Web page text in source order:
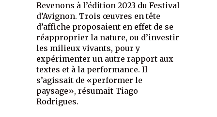
Revenons à l’édition 2023 du Festival
d’Avignon. Trois œuvres en tête
d’affiche proposaient en effet de se
réapproprier la nature, ou d’investir
les milieux vivants, pour y
expérimenter un autre rapport aux
textes et à la performance. Il
s’agissait de «performer le
paysage», résumait Tiago
Rodrigues.